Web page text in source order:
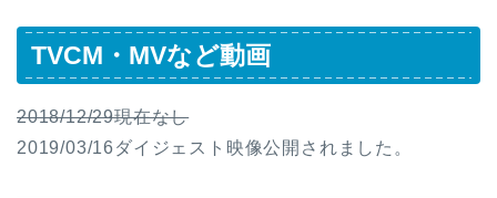
TVCM・MVなど動画
2018/12/29現在なし
2019/03/16ダイジェスト映像公開されました。